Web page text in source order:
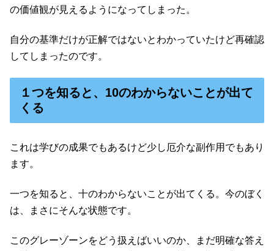
の価値観が見えるようになってしまった。
自分の基準だけが正解ではないとわかっていたけど再確認
してしまったのです。
１つを知ると、10のわからないことが出て
くる
これは学びの成果でもあるけど少し厄介な副作用でもあり
ます。
一つを知ると、十のわからないことが出てくる。今のぼく
は、まさにそんな状態です。
このグレーゾーンをどう扱えばいいのか、まだ明確な答え